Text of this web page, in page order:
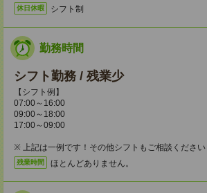
休日休暇 シフト制
勤務時間
シフト勤務 / 残業少
【シフト例】
07:00～16:00
09:00～18:00
17:00～09:00
※ 上記は一例です！その他シフトもご相談ください
残業時間 ほとんどありません。